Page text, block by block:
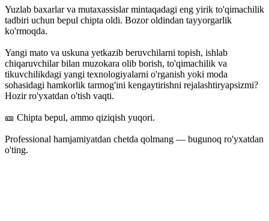
Yuzlab baxarlar va mutaxassislar mintaqadagi eng yirik to'qimachilik
tadbiri uchun bepul chipta oldi. Bozor oldindan tayyorgarlik
ko'rmoqda.
Yangi mato va uskuna yetkazib beruvchilarni topish, ishlab
chiqaruvchilar bilan muzokara olib borish, to'qimachilik va
tikuvchilikdagi yangi texnologiyalarni o'rganish yoki moda
sohasidagi hamkorlik tarmog'ini kengaytirishni rejalashtiryapsizmi?
Hozir ro'yxatdan o'tish vaqti.
🎫 Chipta bepul, ammo qiziqish yuqori.
Professional hamjamiyatdan chetda qolmang — bugunoq ro'yxatdan
o'ting.